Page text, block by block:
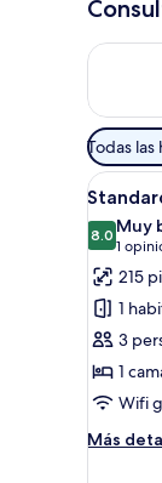
Filtros
para
las
Todas
Abrir
todas
las
fotos
de
Double
Room
10
8.08.0 de
Muy
1
(1
215
1
3
1
Wifi
Más
Más